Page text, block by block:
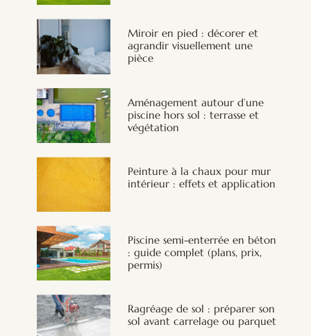
Miroir en pied : décorer et
agrandir visuellement une
pièce
Aménagement autour d’une
piscine hors sol : terrasse et
végétation
Peinture à la chaux pour mur
intérieur : effets et application
Piscine semi-enterrée en béton
: guide complet (plans, prix,
permis)
Ragréage de sol : préparer son
sol avant carrelage ou parquet